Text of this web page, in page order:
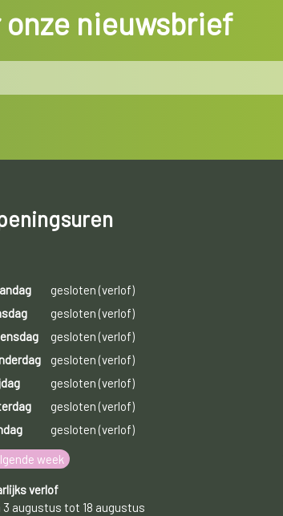
nieuwsbrief
gesloten (verlof)
gesloten (verlof)
gesloten (verlof)
gesloten (verlof)
gesloten (verlof)
gesloten (verlof)
gesloten (verlof)
week
verlof
3 augustus tot 18 augustus